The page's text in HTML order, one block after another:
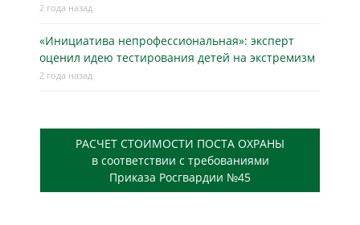
2 года назад
«Инициатива непрофессиональная»: эксперт
оценил идею тестирования детей на экстремизм
2 года назад
РАСЧЕТ СТОИМОСТИ ПОСТА ОХРАНЫ
в соответствии с требованиями
Приказа Росгвардии №45